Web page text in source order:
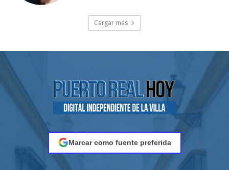
Cargar más
Marcar como fuente preferida